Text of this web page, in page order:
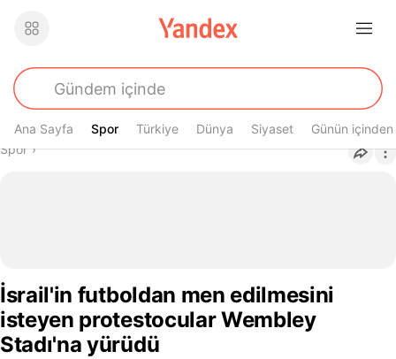
Ana Sayfa Spor
Spor Türkiye Dünya Siyaset Günün içinden
Buradasın
Spor›
İsrail'in futboldan men edilmesini
isteyen protestocular Wembley
Stadı'na yürüdü